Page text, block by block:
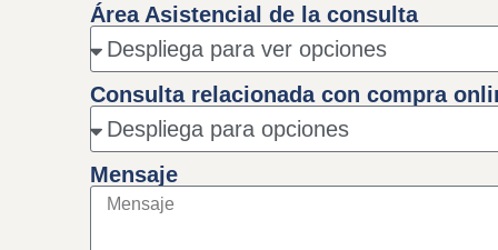
Área Asistencial de la consulta
Consulta relacionada con compra
Mensaje